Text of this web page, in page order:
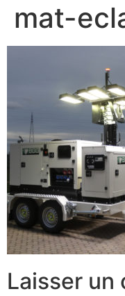
mat-
Laisser un